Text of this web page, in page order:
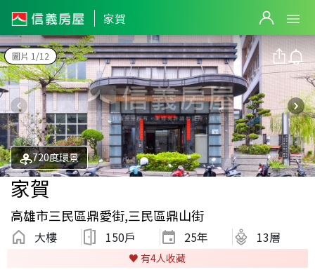
家賀
圖片 1/12
720度環景
家賀
高雄市三民區鼎愛街,三民區鼎山街
大樓 150戶 25年 13層
♥️ 有4人收藏